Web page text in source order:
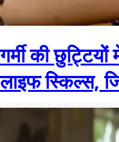
गर्मी की
लाइफ स्किल्स,